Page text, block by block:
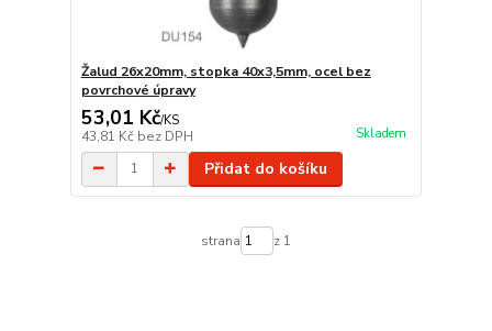
Žalud 26x20mm, stopka 40x3,5mm, ocel bez
povrchové úpravy
53,01 Kč/KS
43,81 Kč bez DPH Skladem
Přidat do košíku
strana z 1